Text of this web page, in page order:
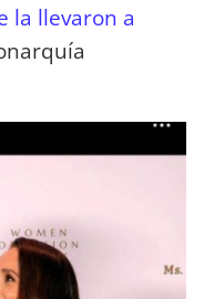
la llevaron a